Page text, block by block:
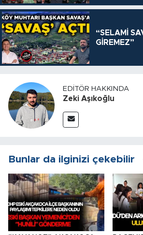
“SELAMİ
GİREMEZ”
EDITÖR HAKKINDA
Zeki Aşıkoğlu
Bunlar da ilginizi çekebilir